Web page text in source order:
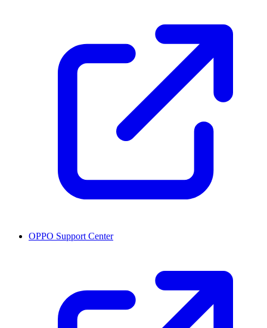
OPPO Support Center